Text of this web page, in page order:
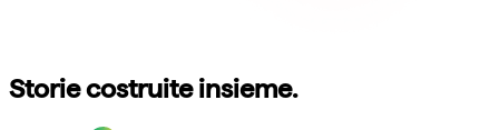
Storie costruite insieme.